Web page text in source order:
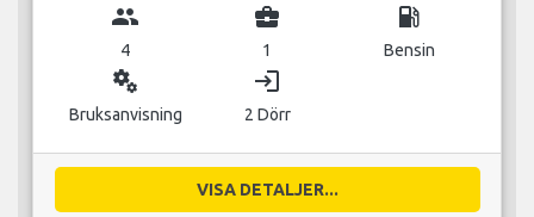
group
4
business_center
1
local_gas_station
Bensin
miscellaneous_services
Bruksanvisning
login
2 Dörr
VISA DETALJER...